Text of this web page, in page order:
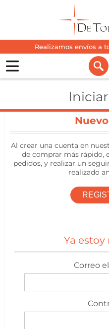
Realizamos envíos a
Al crear una cuenta en
de comprar más rápido,
pedidos, y realizar un
realizado
Ya
Correo